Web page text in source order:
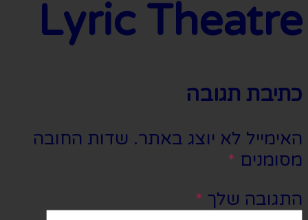
Lyric Theatre
כתיבת תגובה
האימייל לא יוצג באתר. שדות החובה
מסומנים *
התגובה שלך *